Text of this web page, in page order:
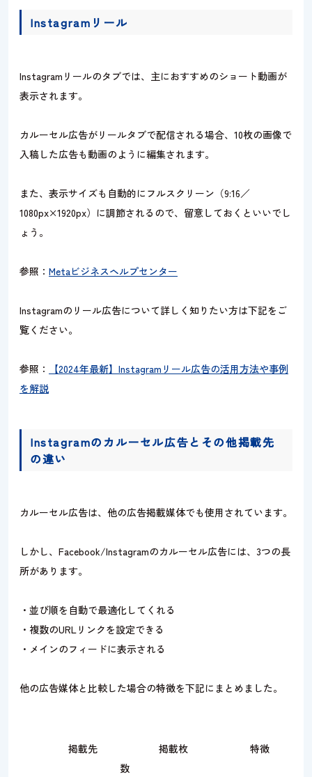
Instagramリール
Instagramリールのタブでは、主におすすめのショート動画が
表示されます。
カルーセル広告がリールタブで配信される場合、10枚の画像で
入稿した広告も動画のように編集されます。
また、表示サイズも自動的にフルスクリーン（9:16／
1080px×1920px）に調節されるので、留意しておくといいでし
ょう。
参照： Metaビジネスヘルプセンター
Instagramのリール広告について詳しく知りたい方は下記をご
覧ください。
参照：
【2024年最新】Instagramリール広告の活用方法や事例
を解説
Instagramのカルーセル広告とその他掲載先
の違い
カルーセル広告は、他の広告掲載媒体でも使用されています。
しかし、Facebook/Instagramのカルーセル広告には、3つの長
所があります。
・並び順を自動で最適化してくれる
・複数のURLリンクを設定できる
・メインのフィードに表示される
他の広告媒体と比較した場合の特徴を下記にまとめました。
掲載先
掲載枚
数
特徴